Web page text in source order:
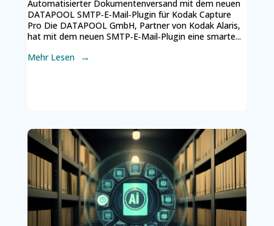
Automatisierter Dokumentenversand mit dem neuen
DATAPOOL SMTP‑E‑Mail‑Plugin für Kodak Capture
Pro Die DATAPOOL GmbH, Partner von Kodak Alaris,
hat mit dem neuen SMTP‑E‑Mail‑Plugin eine smarte...
Mehr Lesen